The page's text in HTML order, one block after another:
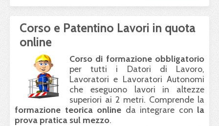
Corso e Patentino Lavori in quota
online
Corso di formazione obbligatorio
per tutti i Datori di Lavoro,
Lavoratori e Lavoratori Autonomi
che eseguono lavori in altezze
superiori ai 2 metri. Comprende la
formazione teorica online da integrare con la
prova pratica sul mezzo.